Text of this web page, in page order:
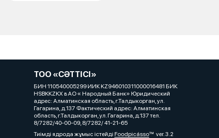
ТОО «СӘТТІСІ»
БИН 110540005299 ИИК KZ946010311000016481 БИК
HSBKKZKX в АО « Народный Банк» Юридический
адрес: Алматинская область, г.Талдыкорган, ул.
Гагарина, д.137 Фактический адрес: Алматинская
область, г.Талдыкорган, ул. Гагарина, д.137 тел.
8/7282/40-00-09, 8/7282/ 41-21-65
Тиімді ядрода жұмыс істейді Foodpicássover. 3.2